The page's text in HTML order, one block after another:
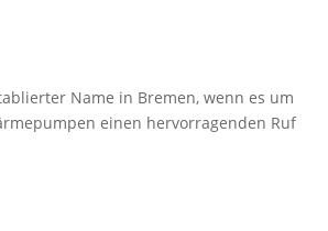
Name in Bremen, wenn es um
einen hervorragenden Ruf